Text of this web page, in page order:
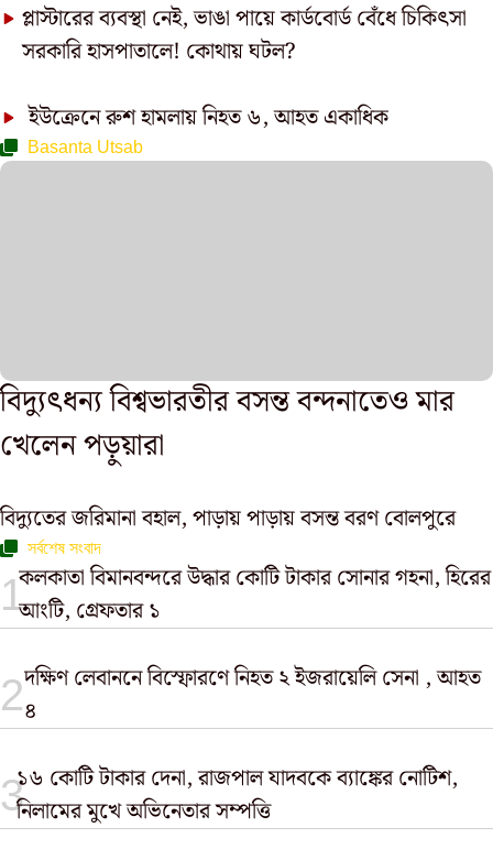
প্লাস্টারের ব্যবস্থা নেই, ভাঙা পায়ে কার্ডবোর্ড বেঁধে চিকিৎসা
সরকারি হাসপাতালে! কোথায় ঘটল?
ইউক্রেনে রুশ হামলায় নিহত ৬, আহত একাধিক
Basanta Utsab
বিদ্যুৎধন্য বিশ্বভারতীর বসন্ত বন্দনাতেও মার
খেলেন পড়ুয়ারা
বিদ্যুতের জরিমানা বহাল, পাড়ায় পাড়ায় বসন্ত বরণ বোলপুরে
সর্বশেষ সংবাদ
কলকাতা বিমানবন্দরে উদ্ধার কোটি টাকার সোনার গহনা, হিরের
আংটি, গ্রেফতার ১
দক্ষিণ লেবাননে বিস্ফোরণে নিহত ২ ইজরায়েলি সেনা , আহত
৪
১৬ কোটি টাকার দেনা, রাজপাল যাদবকে ব্যাঙ্কের নোটিশ,
নিলামের মুখে অভিনেতার সম্পত্তি